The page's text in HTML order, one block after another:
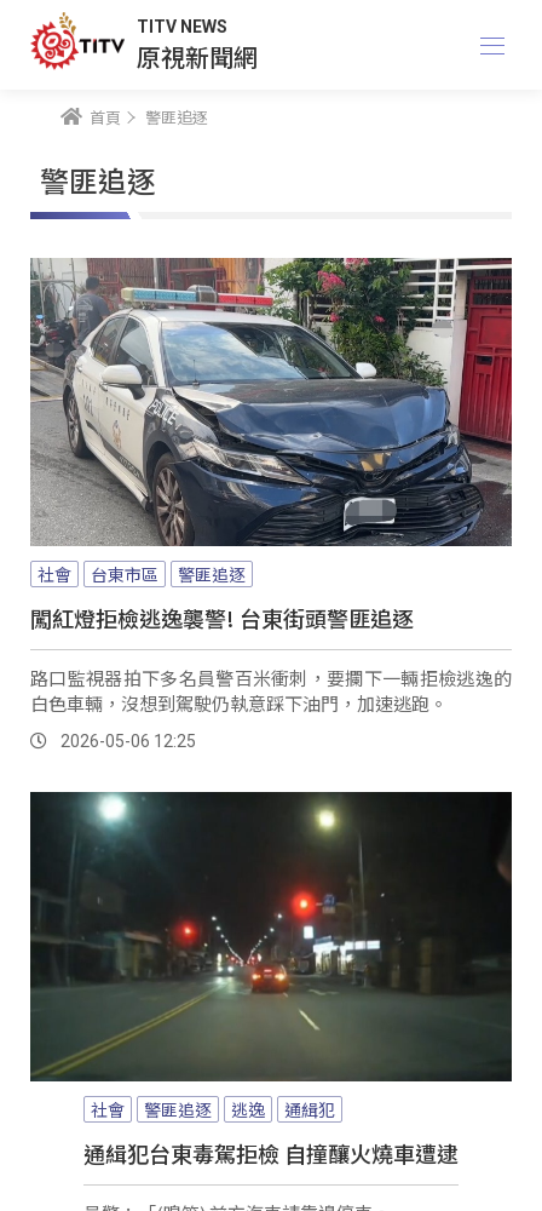
TITV NEWS
原視新聞網
首頁 警匪追逐
警匪追逐
社會 台東市區 警匪追逐
闖紅燈拒檢逃逸襲警! 台東街頭警匪追逐
路口監視器拍下多名員警百米衝刺，要攔下一輛拒檢逃逸的
白色車輛，沒想到駕駛仍執意踩下油門，加速逃跑。
2026-05-06 12:25
社會 警匪追逐 逃逸 通緝犯
通緝犯台東毒駕拒檢 自撞釀火燒車遭逮